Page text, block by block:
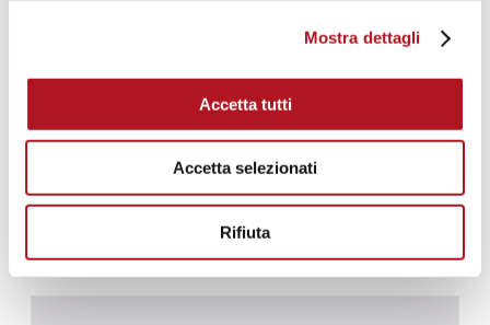
Mostra dettagli
Accetta tutti
Accetta selezionati
Rifiuta
NFE-920/10